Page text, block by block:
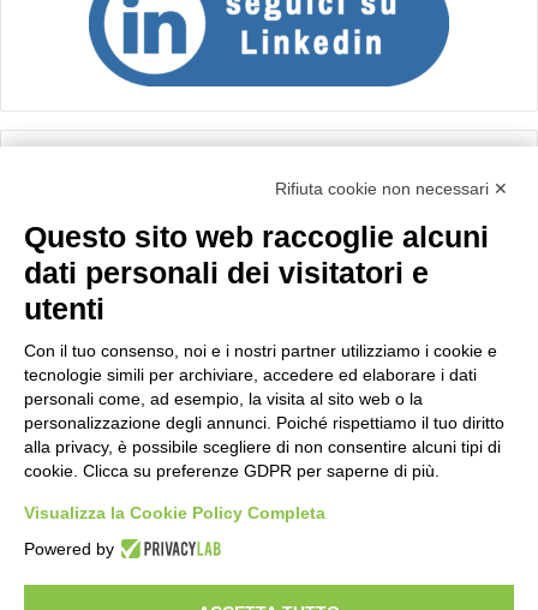
Importo netto (€):
Calcola
Scorporo IVA
Rifiuta cookie non necessari ✕
Questo sito web raccoglie alcuni
dati personali dei visitatori e
utenti
Con il tuo consenso, noi e i nostri partner utilizziamo i cookie e
tecnologie simili per archiviare, accedere ed elaborare i dati
personali come, ad esempio, la visita al sito web o la
personalizzazione degli annunci. Poiché rispettiamo il tuo diritto
alla privacy, è possibile scegliere di non consentire alcuni tipi di
cookie. Clicca su preferenze GDPR per saperne di più.
Visualizza la Cookie Policy Completa
Powered by